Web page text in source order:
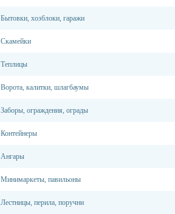
Бытовки, хозблоки, гаражи
Скамейки
Теплицы
Ворота, калитки, шлагбаумы
Заборы, ограждения, ограды
Контейнеры
Ангары
Минимаркеты, павильоны
Лестницы, перила, поручни